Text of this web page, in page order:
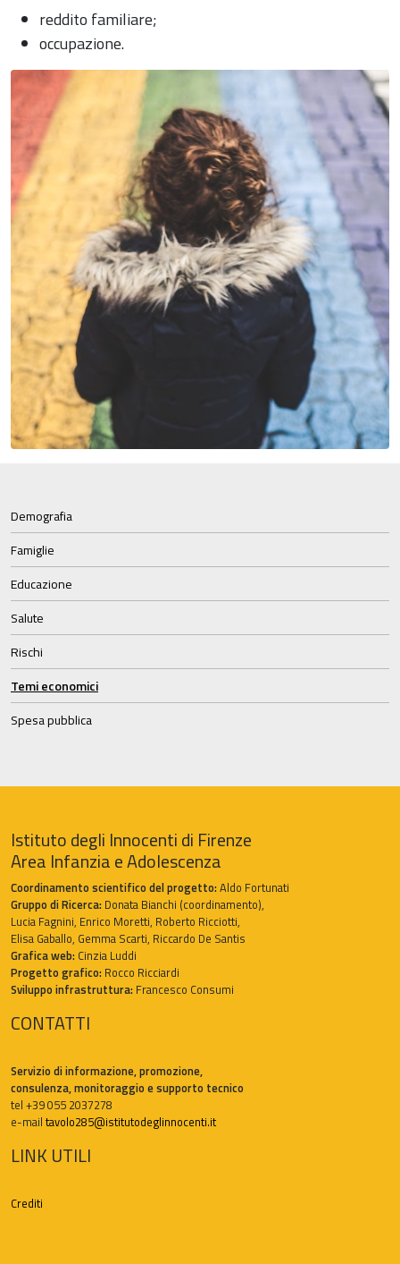
reddito familiare;
occupazione.
Demografia
Famiglie
Educazione
Salute
Rischi
Temi economici
Spesa pubblica
Istituto degli Innocenti di Firenze
Area Infanzia e Adolescenza
Coordinamento scientifico del progetto:Aldo Fortunati
Gruppo di Ricerca: Donata Bianchi (coordinamento),
Lucia Fagnini, Enrico Moretti, Roberto Ricciotti,
Elisa Gaballo, Gemma Scarti, Riccardo De Santis
Grafica web: Cinzia Luddi
Progetto grafico: Rocco Ricciardi
Sviluppo infrastruttura: Francesco Consumi
CONTATTI
Servizio di informazione, promozione,
consulenza, monitoraggio e supporto tecnico
tel +39 055 2037278
e-mail tavolo285@istitutodeglinnocenti.it
LINK UTILI
Crediti